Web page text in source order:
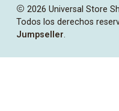
2026 Universal Store
Todos los derechos
Jumpseller.